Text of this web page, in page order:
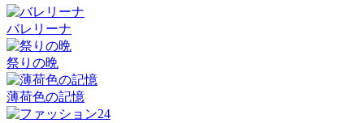
バレリーナ
祭りの晩
薄荷色の記憶